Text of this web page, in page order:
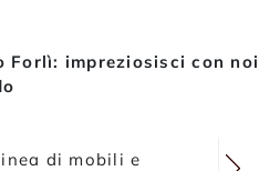
Forlì: impreziosisci con noi
di mobili e